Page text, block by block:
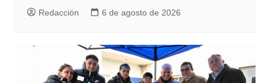
Redacción 6 de agosto de 2026